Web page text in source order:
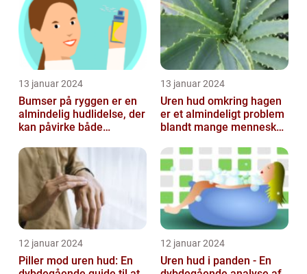
13 januar 2024
Bumser på ryggen er en
almindelig hudlidelse, der
kan påvirke både
13 januar 2024
Uren hud omkring hagen
er et almindeligt problem
blandt mange mennesker,
og...
12 januar 2024
Piller mod uren hud: En
12 januar 2024
Uren hud i panden - En